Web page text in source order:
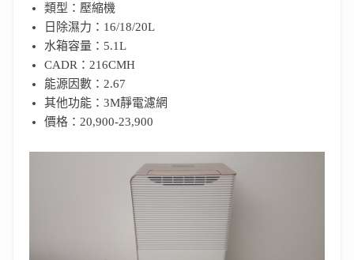
類型：壓縮機
日除濕力：16/18/20L
水箱容量：5.1L
CADR：216CMH
能源因數：2.67
其他功能：3M靜電濾網
價格：20,900-23,900